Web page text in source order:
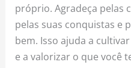
próprio. Agradeça pelas
pelas suas conquistas e
bem. Isso ajuda a
e a valorizar o que você